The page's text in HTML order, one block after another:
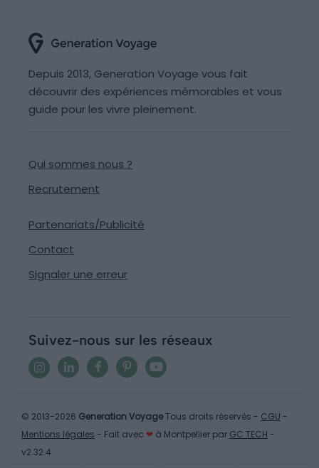
Depuis 2013, Generation Voyage vous fait
découvrir des expériences mémorables et vous
guide pour les vivre pleinement.
Qui sommes nous ?
Recrutement
Partenariats/Publicité
Contact
Signaler une erreur
Suivez-nous sur les réseaux
© 2013-2026 Generation VoyageTous droits réservés - CGU -
Mentions légales - Fait avec ❤ à Montpellier par GC TECH -
v2.32.4